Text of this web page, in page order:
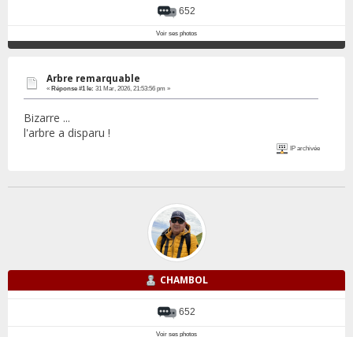
652
Voir ses photos
Arbre remarquable
« Réponse #1 le: 31 Mar, 2026, 21:53:56 pm »
Bizarre ...
l'arbre a disparu !
IP archivée
CHAMBOL
652
Voir ses photos